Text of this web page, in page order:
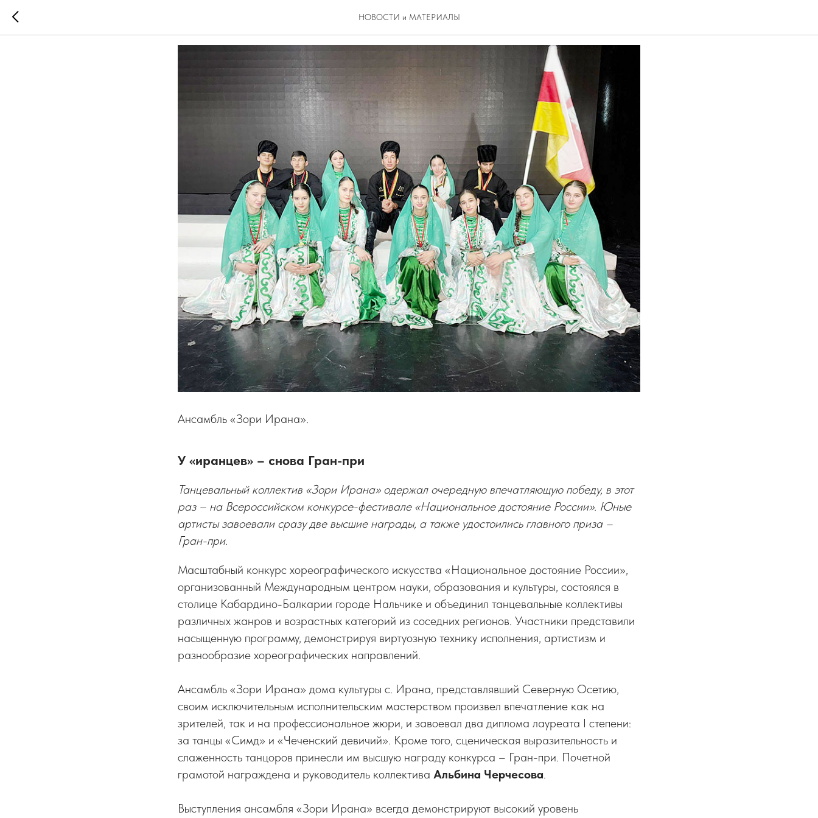
НОВОСТИ и МАТЕРИАЛЫ
ТАНЦОРЫ-ВИРТУОЗЫ
Ансамбль «Зори Ирана».
У «иранцев» – снова Гран-при
Танцевальный коллектив «Зори Ирана» одержал очередную впечатляющую победу, в этот
раз – на Всероссийском конкурсе-фестивале «Национальное достояние России». Юные
артисты завоевали сразу две высшие награды, а также удостоились главного приза –
Гран-при.
Масштабный конкурс хореографического искусства «Национальное достояние России»,
организованный Международным центром науки, образования и культуры, состоялся в
столице Кабардино-Балкарии городе Нальчике и объединил танцевальные коллективы
различных жанров и возрастных категорий из соседних регионов. Участники представили
насыщенную программу, демонстрируя виртуозную технику исполнения, артистизм и
разнообразие хореографических направлений.
Ансамбль «Зори Ирана» дома культуры с. Ирана, представлявший Северную Осетию,
своим исключительным исполнительским мастерством произвел впечатление как на
зрителей, так и на профессиональное жюри, и завоевал два диплома лауреата I степени:
за танцы «Симд» и «Чеченский девичий». Кроме того, сценическая выразительность и
слаженность танцоров принесли им высшую награду конкурса – Гран-при. Почетной
грамотой награждена и руководитель коллектива Альбина Черчесова.
Выступления ансамбля «Зори Ирана» всегда демонстрируют высокий уровень